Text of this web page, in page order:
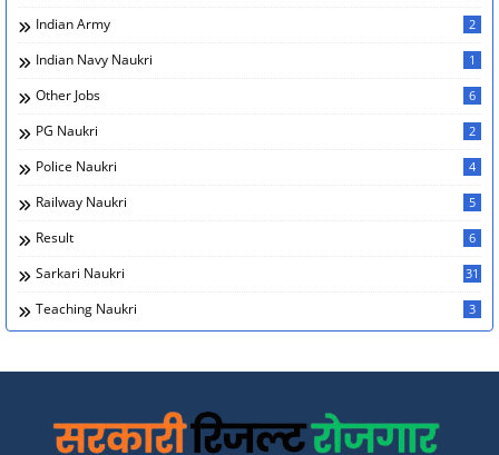
Indian Army 2
Indian Navy Naukri 1
Other Jobs 6
PG Naukri 2
Police Naukri 4
Railway Naukri 5
Result 6
Sarkari Naukri 31
Teaching Naukri 3